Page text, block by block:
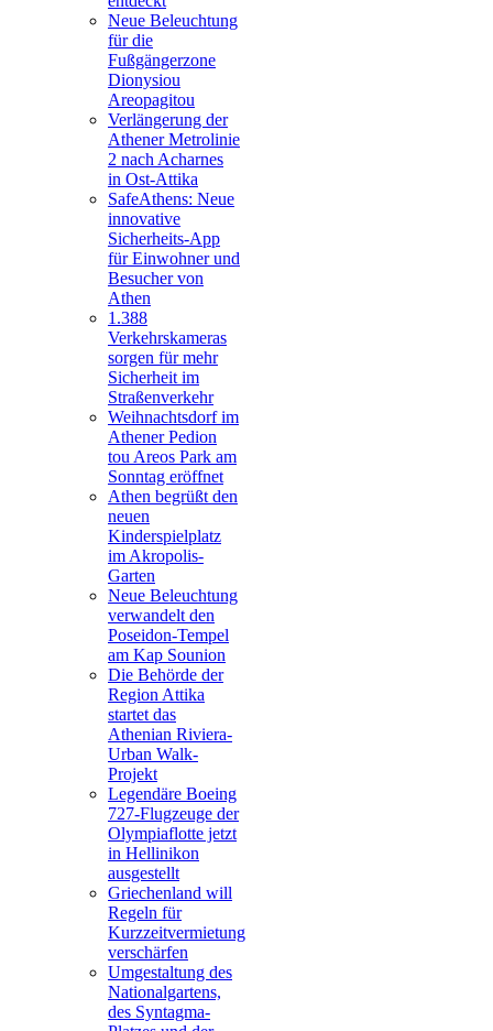
Neue Beleuchtung
für die
Fußgängerzone
Dionysiou
Areopagitou
Verlängerung der
Athener Metrolinie
2 nach Acharnes
in Ost-Attika
SafeAthens: Neue
innovative
Sicherheits-App
für Einwohner und
Besucher von
Athen
1.388
Verkehrskameras
sorgen für mehr
Sicherheit im
Straßenverkehr
Weihnachtsdorf im
Athener Pedion
tou Areos Park am
Sonntag eröffnet
Athen begrüßt den
neuen
Kinderspielplatz
im Akropolis-
Garten
Neue Beleuchtung
verwandelt den
Poseidon-Tempel
am Kap Sounion
Die Behörde der
Region Attika
startet das
Athenian Riviera-
Urban Walk-
Projekt
Legendäre Boeing
727-Flugzeuge der
Olympiaflotte jetzt
in Hellinikon
ausgestellt
Griechenland will
Regeln für
Kurzzeitvermietung
verschärfen
Umgestaltung des
Nationalgartens,
des Syntagma-